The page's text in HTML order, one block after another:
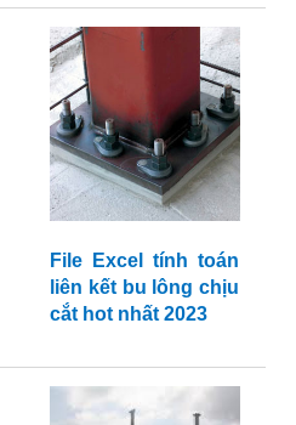
File Excel tính toán
liên kết bu lông chịu
cắt hot nhất 2023